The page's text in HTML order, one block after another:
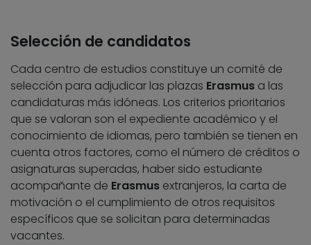
Selección de candidatos
Cada centro de estudios constituye un comité de
selección para adjudicar las plazas Erasmus a las
candidaturas más idóneas. Los criterios prioritarios
que se valoran son el expediente académico y el
conocimiento de idiomas, pero también se tienen en
cuenta otros factores, como el número de créditos o
asignaturas superadas, haber sido estudiante
acompañante de Erasmus extranjeros, la carta de
motivación o el cumplimiento de otros requisitos
específicos que se solicitan para determinadas
vacantes.